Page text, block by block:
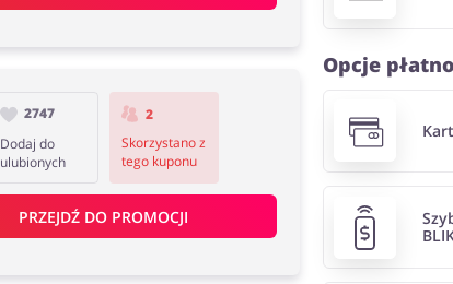
2747
Dodaj do
ulubionych
2
Skorzystano z
tego kuponu
PRZEJDŹ DO PROMOCJI
Opcje